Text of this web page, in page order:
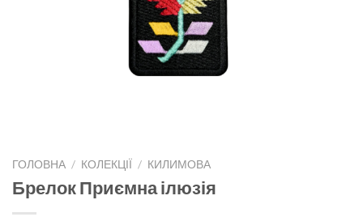
ГОЛОВНА / КОЛЕКЦІЇ / КИЛИМОВА
Брелок Приємна ілюзія